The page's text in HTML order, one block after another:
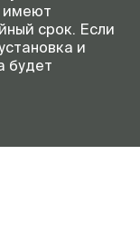
имеют
срок. Если
и
будет